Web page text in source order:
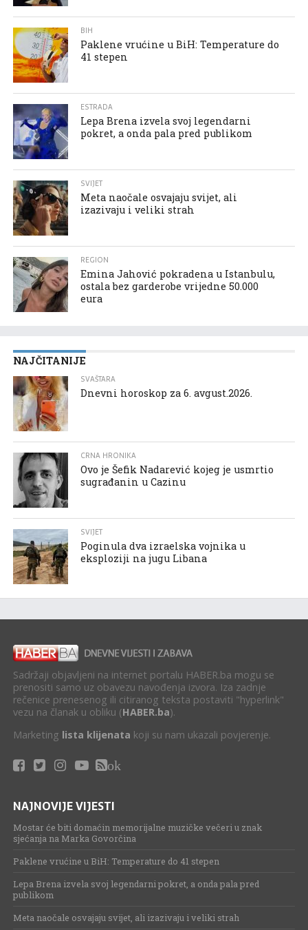
BIH
Paklene vrućine u BiH: Temperature do
41 stepen
ESTRADA
Lepa Brena izvela svoj legendarni
pokret, a onda pala pred publikom
SVIJET
Meta naočale osvajaju svijet, ali
izazivaju i veliki strah
REGION
Emina Jahović pokradena u Istanbulu,
ostala bez garderobe vrijedne 50.000
eura
NAJČITANIJE
SVAŠTARA
Dnevni horoskop za 6. avgust.2026.
CRNA HRONIKA
Ovo je Šefik Nadarević kojeg je usmrtio
sugrađanin u Cazinu
SVIJET
Poginula dva izraelska vojnika u
eksploziji na jugu Libana
Sadržaji objavljeni na internet portalu HABER.ba mogu se
prenositi samo uz obavezu navođenja izvora. Iza zadnje
rečenice prenesenog ili citiranog teksta postaviti "hyperlink"
vezu na članak u obliku (HABER.ba).
Marketing lista klijenata koji su nam ukazali povjerenje.
ok
NAJNOVIJE VIJESTI
Mostar će biti domaćin memorijalne muzičke večeri u znak
sjećanja na Marka Govorčina
Paklene vrućine u BiH: Temperature do 41 stepen
Lepa Brena izvela svoj legendarni pokret, a onda pala pred
publikom
Meta naočale osvajaju svijet, ali izazivaju i veliki strah